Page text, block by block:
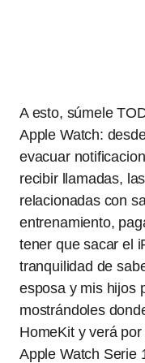
A esto, súmele
Apple Watch:
evacuar
recibir llamadas,
relacionadas con
entrenamiento,
tener que sacar el
tranquilidad de
esposa y mis hijos
mostrándoles
HomeKit y verá
Apple Watch Serie